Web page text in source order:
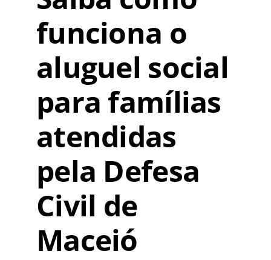
funciona o
aluguel social
para famílias
atendidas
pela Defesa
Civil de
Maceió